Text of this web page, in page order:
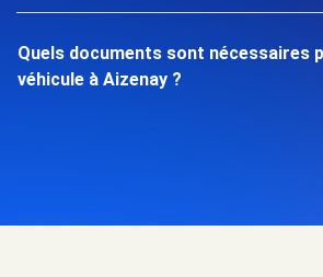
Quels documents sont nécessaires
véhicule à Aizenay ?